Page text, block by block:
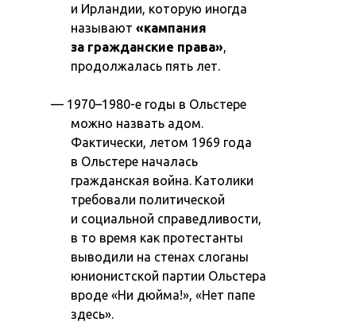
и Ирландии, которую иногда
называют«кампания
за гражданские права»,
продолжалась пять лет.
1970–1980-е годы в Ольстере
можно назвать адом.
Фактически, летом 1969 года
в Ольстере началась
гражданская война. Католики
требовали политической
и социальной справедливости,
в то время как протестанты
выводили на стенах слоганы
юнионистской партии Ольстера
вроде «Ни дюйма!», «Нет папе
здесь».